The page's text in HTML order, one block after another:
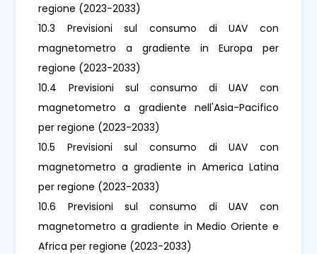
regione (2023-2033)
10.3 Previsioni sul consumo di UAV con
magnetometro a gradiente in Europa per
regione (2023-2033)
10.4 Previsioni sul consumo di UAV con
magnetometro a gradiente nell'Asia-Pacifico
per regione (2023-2033)
10.5 Previsioni sul consumo di UAV con
magnetometro a gradiente in America Latina
per regione (2023-2033)
10.6 Previsioni sul consumo di UAV con
magnetometro a gradiente in Medio Oriente e
Africa per regione (2023-2033)